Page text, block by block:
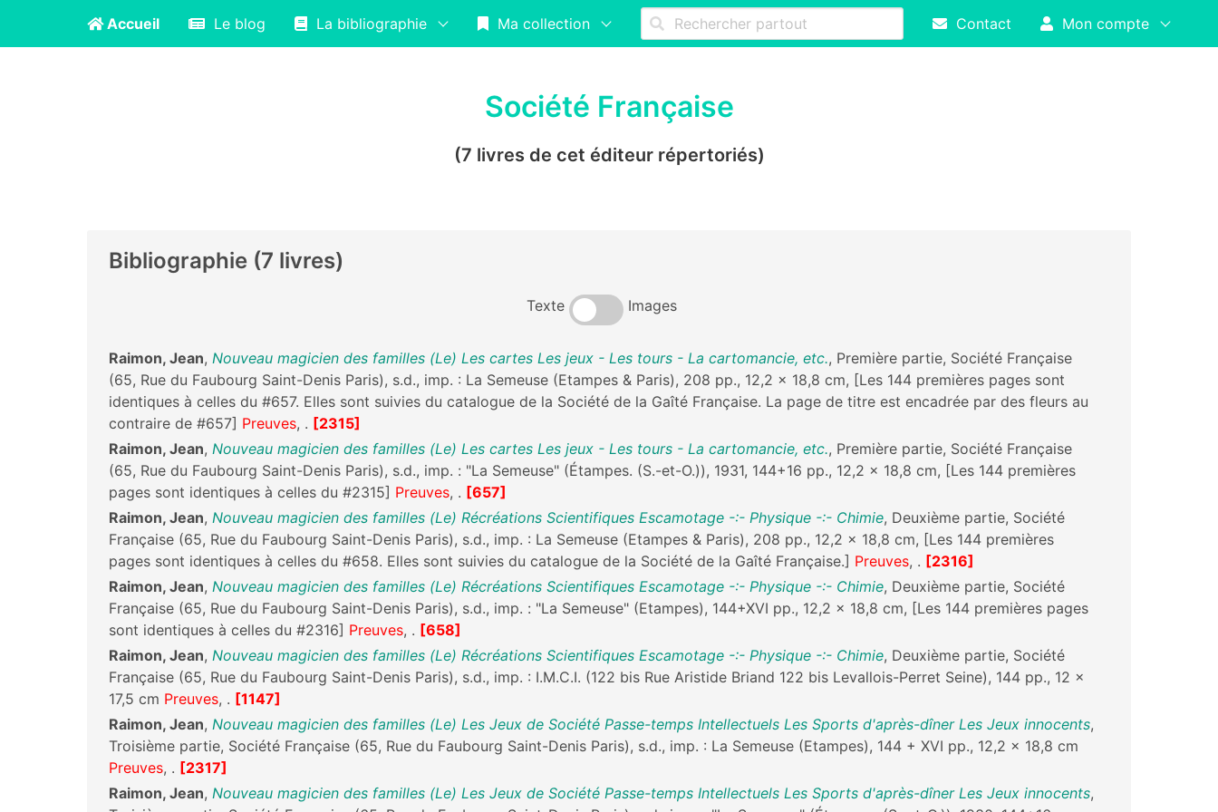
Accueil Le blog La bibliographie Ma collection Contact Mon compte
Société Française
(7 livres de cet éditeur répertoriés)
Bibliographie (7 livres)
Texte Images
Raimon, Jean, Nouveau magicien des familles (Le) Les cartes Les jeux - Les tours - La cartomancie, etc., Première partie, Société Française
(65, Rue du Faubourg Saint-Denis Paris), s.d., imp. : La Semeuse (Etampes & Paris), 208 pp., 12,2 x 18,8 cm, [Les 144 premières pages sont
identiques à celles du #657. Elles sont suivies du catalogue de la Société de la Gaîté Française. La page de titre est encadrée par des fleurs au
contraire de #657] Preuves, . [2315]
Raimon, Jean, Nouveau magicien des familles (Le) Les cartes Les jeux - Les tours - La cartomancie, etc., Première partie, Société Française
(65, Rue du Faubourg Saint-Denis Paris), s.d., imp. : "La Semeuse" (Étampes. (S.-et-O.)), 1931, 144+16 pp., 12,2 x 18,8 cm, [Les 144 premières
pages sont identiques à celles du #2315] Preuves, . [657]
Raimon, Jean, Nouveau magicien des familles (Le) Récréations Scientifiques Escamotage -:- Physique -:- Chimie, Deuxième partie, Société
Française (65, Rue du Faubourg Saint-Denis Paris), s.d., imp. : La Semeuse (Etampes & Paris), 208 pp., 12,2 x 18,8 cm, [Les 144 premières
pages sont identiques à celles du #658. Elles sont suivies du catalogue de la Société de la Gaîté Française.] Preuves, . [2316]
Raimon, Jean, Nouveau magicien des familles (Le) Récréations Scientifiques Escamotage -:- Physique -:- Chimie, Deuxième partie, Société
Française (65, Rue du Faubourg Saint-Denis Paris), s.d., imp. : "La Semeuse" (Etampes), 144+XVI pp., 12,2 x 18,8 cm, [Les 144 premières pages
sont identiques à celles du #2316] Preuves, . [658]
Raimon, Jean, Nouveau magicien des familles (Le) Récréations Scientifiques Escamotage -:- Physique -:- Chimie, Deuxième partie, Société
Française (65, Rue du Faubourg Saint-Denis Paris), s.d., imp. : I.M.C.I. (122 bis Rue Aristide Briand 122 bis Levallois-Perret Seine), 144 pp., 12 x
17,5 cm Preuves, . [1147]
Raimon, Jean, Nouveau magicien des familles (Le) Les Jeux de Société Passe-temps Intellectuels Les Sports d'après-dîner Les Jeux innocents,
Troisième partie, Société Française (65, Rue du Faubourg Saint-Denis Paris), s.d., imp. : La Semeuse (Etampes), 144 + XVI pp., 12,2 x 18,8 cm
Preuves, . [2317]
Raimon, Jean, Nouveau magicien des familles (Le) Les Jeux de Société Passe-temps Intellectuels Les Sports d'après-dîner Les Jeux innocents,